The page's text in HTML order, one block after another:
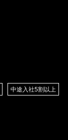
中途入社5割以上